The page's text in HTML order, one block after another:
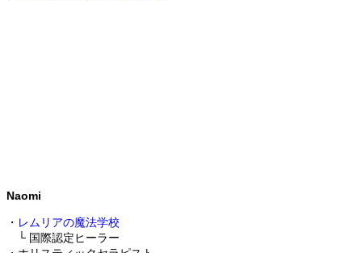
Naomi
・ レムリアの魔法学校
└ 国際認定ヒーラー